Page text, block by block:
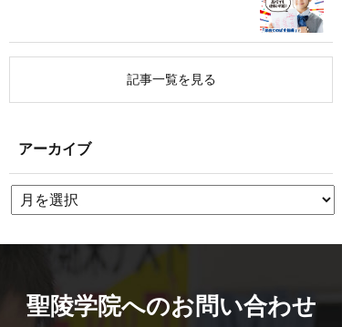
記事一覧を見る
アーカイブ
聖陵学院へのお問い合わせ